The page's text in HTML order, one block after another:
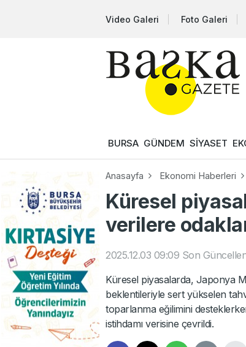
Video Galeri Foto Galeri
BURSA GÜNDEM SİYASET
Anasayfa Ekonomi Haberleri
Küresel
verilere
2025.12.03 09:09 Son
Küresel piyasalarda, Japonya
beklentileriyle sert yükselen
toparlanma eğilimini
istihdamı verisine çevrildi.